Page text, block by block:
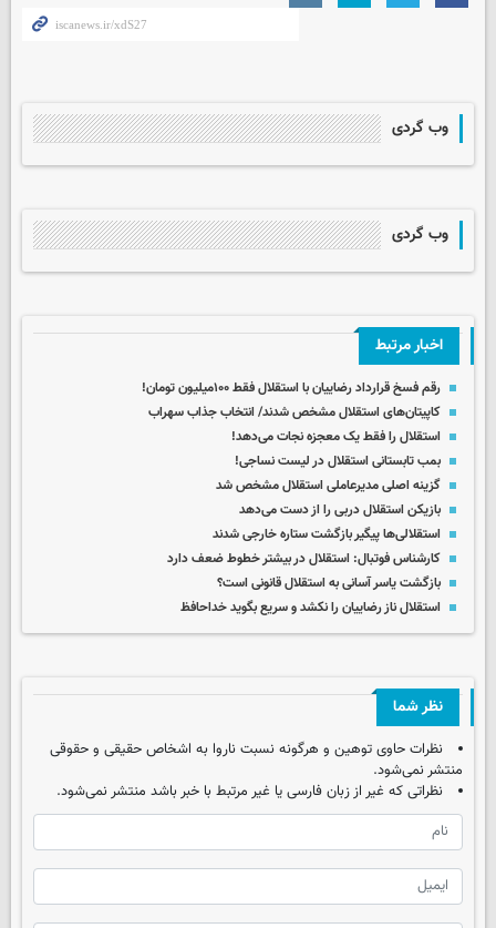
وب گردی
وب گردی
اخبار مرتبط
رقم فسخ قرارداد رضاییان با استقلال فقط ۱۰۰میلیون تومان!
کاپیتان‌های استقلال مشخص شدند/ انتخاب جذاب سهراب
استقلال را فقط یک معجزه نجات می‌دهد!
بمب تابستانی استقلال در لیست نساجی!
گزینه اصلی مدیرعاملی استقلال مشخص شد
بازیکن استقلال دربی را از دست می‌دهد
استقلالی‌ها پیگیر بازگشت ستاره خارجی شدند
کارشناس فوتبال: استقلال در بیشتر خطوط ضعف دارد
بازگشت یاسر آسانی به استقلال قانونی است؟
استقلال ناز رضاییان را نکشد و سریع بگوید خداحافظ
نظر شما
نظرات حاوی توهین و هرگونه نسبت ناروا به اشخاص حقیقی و حقوقی
منتشر نمی‌شود.
نظراتی که غیر از زبان فارسی یا غیر مرتبط با خبر باشد منتشر نمی‌شود.